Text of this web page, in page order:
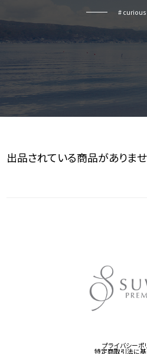
# curious
出品されている商品がありませ
プライバシーポ
特定商取引法に基